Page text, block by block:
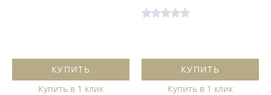
КУПИТЬ
Купить в 1 клик
КУПИТЬ
Купить в 1 клик